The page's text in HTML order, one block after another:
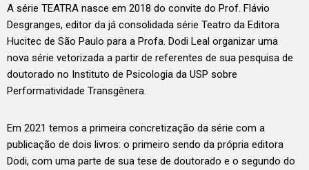
A série TEATRA nasce em 2018 do convite do Prof. Flávio
Desgranges, editor da já consolidada série Teatro da Editora
Hucitec de São Paulo para a Profa. Dodi Leal organizar uma
nova série vetorizada a partir de referentes de sua pesquisa de
doutorado no Instituto de Psicologia da USP sobre
Performatividade Transgênera.
Em 2021 temos a primeira concretização da série com a
publicação de dois livros: o primeiro sendo da própria editora
Dodi, com uma parte de sua tese de doutorado e o segundo do